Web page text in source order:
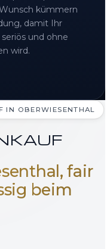
kümmern
damit Ihr
und ohne
wird.
IN OBERWIESENTHAL
fair
beim